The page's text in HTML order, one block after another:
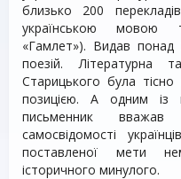
близько 200
українською мовою
«Гамлет»). Видав понад
поезій. Літературна
Старицького була
позицією. А одним із
письменник вважав
самосвідомості
поставленої мети
історичного минулого.